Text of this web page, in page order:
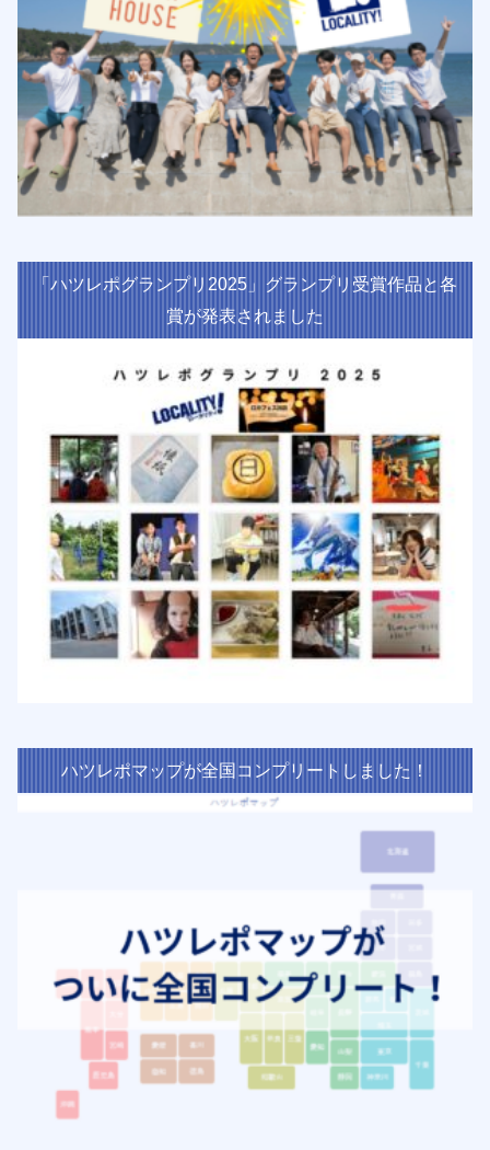
「ハツレポグランプリ2025」グランプリ受賞作品と各
賞が発表されました
ハツレポマップが全国コンプリートしました！